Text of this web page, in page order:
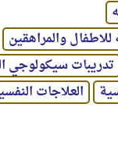
والمراهقين
تدريبات سيكولوجي
العلاجات